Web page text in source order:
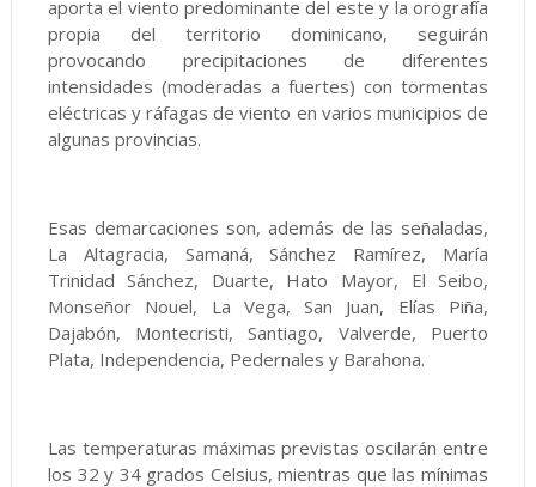
aporta el viento predominante del este y la orografía
propia del territorio dominicano, seguirán
provocando precipitaciones de diferentes
intensidades (moderadas a fuertes) con tormentas
eléctricas y ráfagas de viento en varios municipios de
algunas provincias.
Esas demarcaciones son, además de las señaladas,
La Altagracia, Samaná, Sánchez Ramírez, María
Trinidad Sánchez, Duarte, Hato Mayor, El Seibo,
Monseñor Nouel, La Vega, San Juan, Elías Piña,
Dajabón, Montecristi, Santiago, Valverde, Puerto
Plata, Independencia, Pedernales y Barahona.
Las temperaturas máximas previstas oscilarán entre
los 32 y 34 grados Celsius, mientras que las mínimas